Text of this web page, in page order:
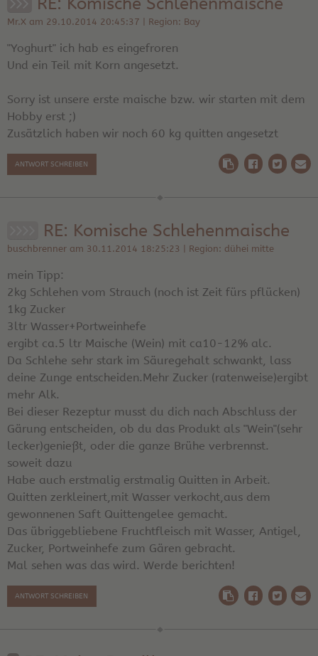
Mr.X am 29.10.2014 20:45:37 | Region: Bay
"Yoghurt" ich hab es eingefroren
Und ein Teil mit Korn angesetzt.
Sorry ist unsere erste maische bzw. wir starten mit dem
Hobby erst ;)
Zusätzlich haben wir noch 60 kg quitten angesetzt
ANTWORT SCHREIBEN
RE: Komische Schlehenmaische
buschbrenner am 30.11.2014 18:25:23 | Region: dühei mitte
mein Tipp:
2kg Schlehen vom Strauch (noch ist Zeit fürs pflücken)
1kg Zucker
3ltr Wasser+Portweinhefe
ergibt ca.5 ltr Maische (Wein) mit ca10-12% alc.
Da Schlehe sehr stark im Säuregehalt schwankt, lass
deine Zunge entscheiden.Mehr Zucker (ratenweise)ergibt
mehr Alk.
Bei dieser Rezeptur musst du dich nach Abschluss der
Gärung entscheiden, ob du das Produkt als "Wein"(sehr
lecker)genießt, oder die ganze Brühe verbrennst.
soweit dazu
Habe auch erstmalig erstmalig Quitten in Arbeit.
Quitten zerkleinert,mit Wasser verkocht,aus dem
gewonnenen Saft Quittengelee gemacht.
Das übriggebliebene Fruchtfleisch mit Wasser, Antigel,
Zucker, Portweinhefe zum Gären gebracht.
Mal sehen was das wird. Werde berichten!
ANTWORT SCHREIBEN